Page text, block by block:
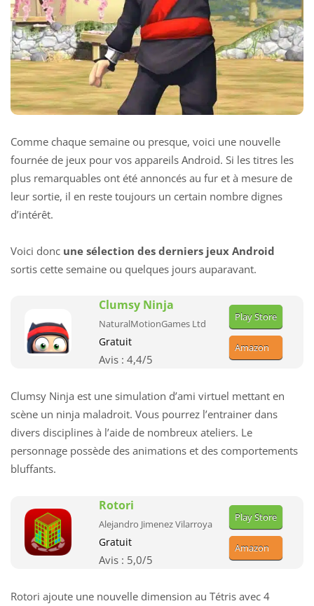
Comme chaque semaine ou presque, voici une nouvelle
fournée de jeux pour vos appareils Android. Si les titres les
plus remarquables ont été annoncés au fur et à mesure de
leur sortie, il en reste toujours un certain nombre dignes
d’intérêt.
Voici donc une sélection des derniers jeux Android
sortis cette semaine ou quelques jours auparavant.
Clumsy Ninja
NaturalMotionGames Ltd
Gratuit
Avis : 4,4/5
Play Store
Amazon
Clumsy Ninja est une simulation d’ami virtuel mettant en
scène un ninja maladroit. Vous pourrez l’entrainer dans
divers disciplines à l’aide de nombreux ateliers. Le
personnage possède des animations et des comportements
bluffants.
Rotori
Alejandro Jimenez Vilarroya
Gratuit
Avis : 5,0/5
Play Store
Amazon
Rotori ajoute une nouvelle dimension au Tétris avec 4